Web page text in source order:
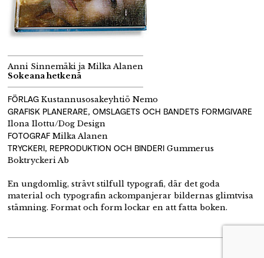
Anni Sinnemäki ja Milka Alanen
Sokeana hetkenä
FÖRLAG Kustannusosakeyhtiö Nemo
GRAFISK PLANERARE, OMSLAGETS OCH BANDETS FORMGIVARE
Ilona Ilottu/Dog Design
FOTOGRAF Milka Alanen
TRYCKERI, REPRODUKTION OCH BINDERI Gummerus
Boktryckeri Ab
En ungdomlig, strävt stilfull typografi, där det goda
material och typografin ackompanjerar bildernas glimtvisa
stämning. Format och form lockar en att fatta boken.